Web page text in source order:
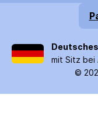
mit Sitz bei
©